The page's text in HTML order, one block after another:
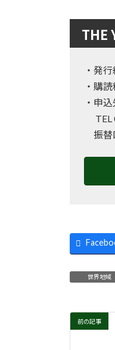
THE
・発
・購
・申
TEL
振替
世界地域
前の記事